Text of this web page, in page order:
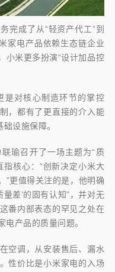
完成了从“轻资产代工”到
家电产品依赖生态链企业
小米更多扮演“设计加品控
是对核心制造环节的掌控
，都有了更直接的介入能
设施保障。
瑜召开了一场主题为“质
指核心：“创新决定小米大
”更值得关注的是，他明确
差’的固有认知”，并对无
番内部表态的罕见之处在
产品的质量问题。
空调，从安装售后、漏水
性价比是小米家电的入场